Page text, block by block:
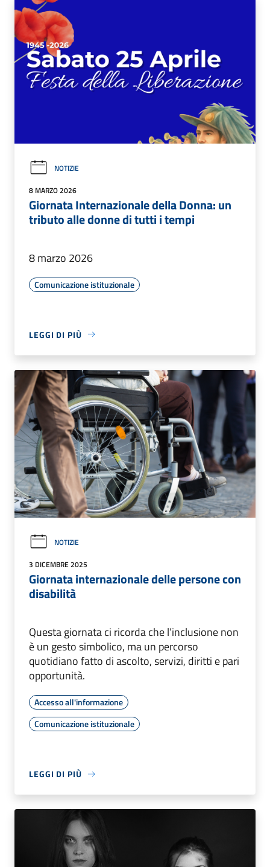
NOTIZIE
8 MARZO 2026
Giornata Internazionale della Donna: un
tributo alle donne di tutti i tempi
8 marzo 2026
Comunicazione istituzionale
LEGGI DI PIÙ
NOTIZIE
3 DICEMBRE 2025
Giornata internazionale delle persone con
disabilità
Questa giornata ci ricorda che l’inclusione non
è un gesto simbolico, ma un percorso
quotidiano fatto di ascolto, servizi, diritti e pari
opportunità.
Accesso all'informazione
Comunicazione istituzionale
LEGGI DI PIÙ